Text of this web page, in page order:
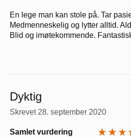
En lege man kan stole på. Tar
Medmenneskelig og lytter alltid.
Blid og imøtekommende.
Dyktig
Skrevet 28. september 2020
Samlet vurdering